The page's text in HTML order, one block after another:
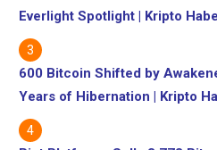
Everlight Spotlight | Kripto
600 Bitcoin Shifted by
Years of Hibernation | Kripto